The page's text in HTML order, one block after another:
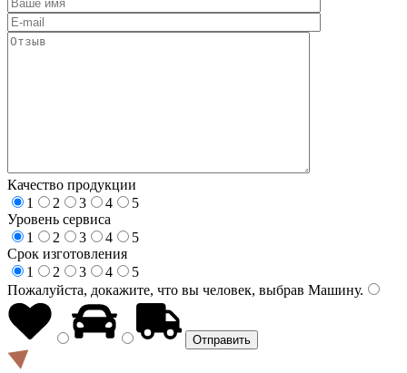
Качество продукции
1
2 3 4
5
Уровень сервиса
1
2 3 4
5
Срок изготовления
1
2 3 4
5
Пожалуйста, докажите, что вы человек, выбрав Машину.